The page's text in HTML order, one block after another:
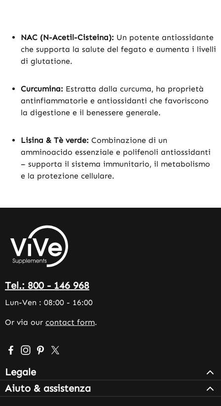
NAC (N-Acetil-Cisteina): Un potente antiossidante
che supporta la salute del fegato e aumenta i livelli
di glutatione.
Curcumina: Estratta dalla curcuma, ha proprietà
antinfiammatorie e antiossidanti che favoriscono
la digestione e il benessere generale.
Lisina & Tè verde: Combinazione di un
amminoacido essenziale e polifenoli antiossidanti
– supporta il sistema immunitario, il metabolismo
e la protezione cellulare.
Tel.: 800 - 146 968
Lun-Ven : 08:00 - 16:00
Or via our contact form.
Visit us on Facebook – opens in a new browser tab
Check us out on Instagram – opens in a new
Get inspired on Pinterest – opens in a new
Follow us on X – opens in a new browser
Legale
Aiuto & assistenza